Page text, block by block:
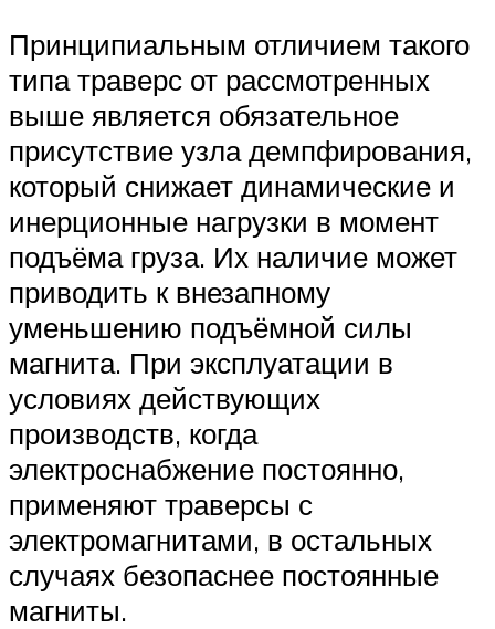
Принципиальным отличием такого
типа траверс от рассмотренных
выше является обязательное
присутствие узла демпфирования,
который снижает динамические и
инерционные нагрузки в момент
подъёма груза. Их наличие может
приводить к внезапному
уменьшению подъёмной силы
магнита. При эксплуатации в
условиях действующих
производств, когда
электроснабжение постоянно,
применяют траверсы с
электромагнитами, в остальных
случаях безопаснее постоянные
магниты.